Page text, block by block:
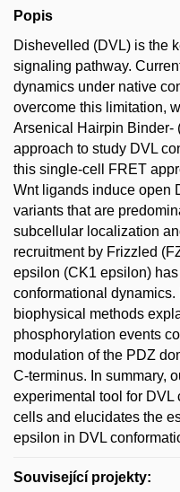
Popis
Dishevelled (DVL) is the
signaling pathway.
dynamics under native
overcome this limitation,
Arsenical Hairpin Binder-
approach to study DVL
this single-cell FRET
Wnt ligands induce open
variants that are
subcellular localization
recruitment by Frizzled
epsilon (CK1 epsilon)
conformational
biophysical methods
phosphorylation events
modulation of the PDZ
C-terminus. In summary,
experimental tool for
cells and elucidates the
epsilon in DVL
Související projekty: